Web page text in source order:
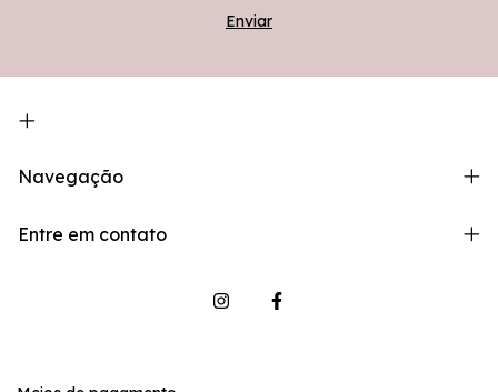
Navegação
Entre em contato